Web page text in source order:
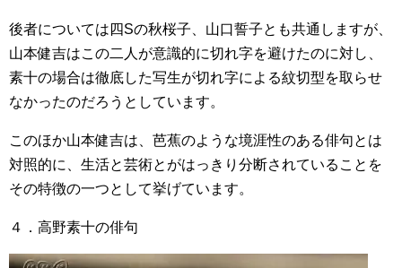
後者については四Sの秋桜子、山口誓子とも共通しますが、
山本健吉はこの二人が意識的に切れ字を避けたのに対し、
素十の場合は徹底した写生が切れ字による紋切型を取らせ
なかったのだろうとしています。
このほか山本健吉は、芭蕉のような境涯性のある俳句とは
対照的に、生活と芸術とがはっきり分断されていることを
その特徴の一つとして挙げています。
４．高野素十の俳句